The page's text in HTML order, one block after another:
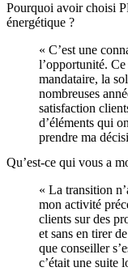
Pourquoi avoir choisi
énergétique ?
« C’est une
l’opportunité.
mandataire, la
nombreuses
satisfaction
d’éléments qui
prendre ma
Qu’est-ce qui vous a
« La transition
mon activité
clients sur des
et sans en tirer
que conseiller
c’était une suite